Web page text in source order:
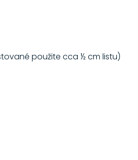
použite cca ½ cm listu)